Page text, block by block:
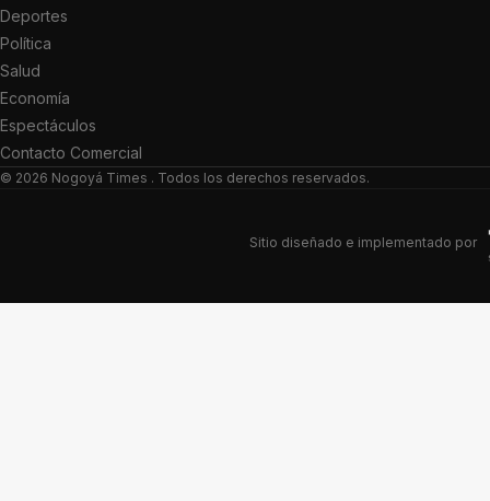
Deportes
Política
Salud
Economía
Espectáculos
Contacto Comercial
© 2026 Nogoyá Times . Todos los derechos reservados.
Sitio diseñado e implementado por